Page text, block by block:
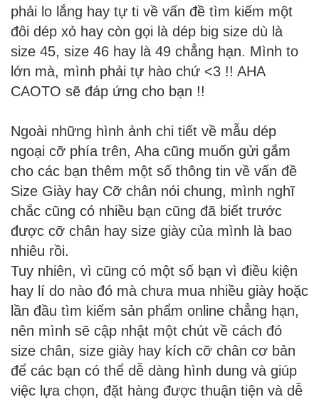
phải lo lắng hay tự ti về vấn đề tìm kiếm một
đôi dép xỏ hay còn gọi là dép big size dù là
size 45, size 46 hay là 49 chẳng hạn. Mình to
lớn mà, mình phải tự hào chứ <3 !! AHA
CAOTO sẽ đáp ứng cho bạn !!
Ngoài những hình ảnh chi tiết về mẫu dép
ngoại cỡ phía trên, Aha cũng muốn gửi gắm
cho các bạn thêm một số thông tin về vấn đề
Size Giày hay Cỡ chân nói chung, mình nghĩ
chắc cũng có nhiều bạn cũng đã biết trước
được cỡ chân hay size giày của mình là bao
nhiêu rồi.
Tuy nhiên, vì cũng có một số bạn vì điều kiện
hay lí do nào đó mà chưa mua nhiều giày hoặc
lần đầu tìm kiếm sản phẩm online chẳng hạn,
nên mình sẽ cập nhật một chút về cách đó
size chân, size giày hay kích cỡ chân cơ bản
để các bạn có thể dễ dàng hình dung và giúp
việc lựa chọn, đặt hàng được thuận tiện và dễ